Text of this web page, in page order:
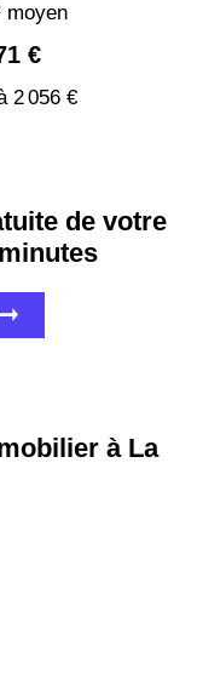
moyen
€
2 056 €
de votre
à La